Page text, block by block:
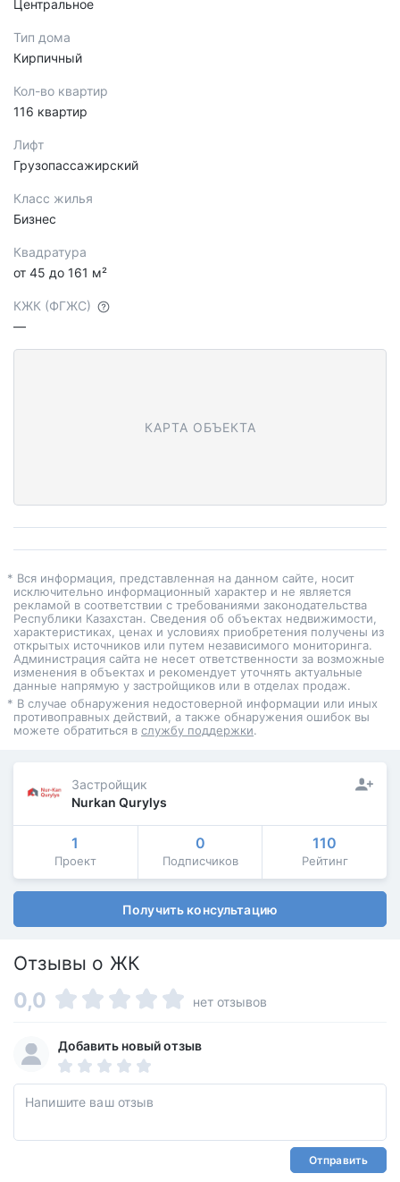
Центральное
Тип дома
Кирпичный
Кол-во квартир
116 квартир
Лифт
Грузопассажирский
Класс жилья
Бизнес
Квадратура
от 45 до 161 м²
КЖК (ФГЖС)
—
КАРТА ОБЪЕКТА
* Вся информация, представленная на данном сайте, носит
исключительно информационный характер и не является
рекламой в соответствии с требованиями законодательства
Республики Казахстан. Сведения об объектах недвижимости,
характеристиках, ценах и условиях приобретения получены из
открытых источников или путем независимого мониторинга.
Администрация сайта не несет ответственности за возможные
изменения в объектах и рекомендует уточнять актуальные
данные напрямую у застройщиков или в отделах продаж.
* В случае обнаружения недостоверной информации или иных
противоправных действий, а также обнаружения ошибок вы
можете обратиться в службу поддержки.
Застройщик
Nurkan Qurylys
1
Проект
0
Подписчиков
110
Рейтинг
Получить консультацию
Отзывы о ЖК
0,0 нет отзывов
Добавить новый отзыв
Отправить